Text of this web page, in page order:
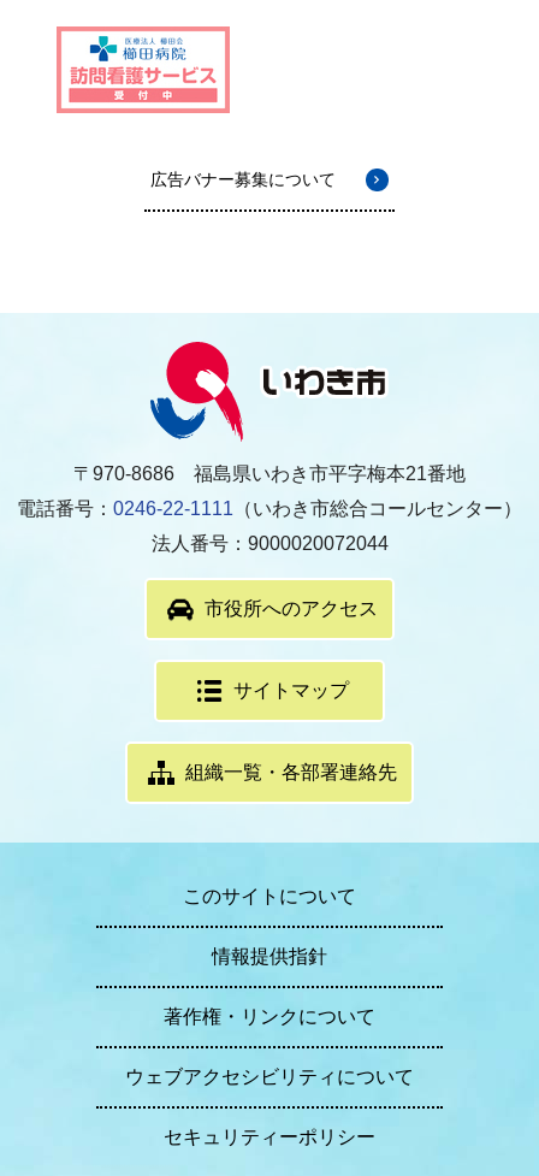
広告バナー募集について
〒970-8686 福島県いわき市平字梅本21番地
電話番号： 0246-22-1111 （いわき市総合コールセンター）
法人番号：9000020072044
市役所へのアクセス
サイトマップ
組織一覧・各部署連絡先
このサイトについて
情報提供指針
著作権・リンクについて
ウェブアクセシビリティについて
セキュリティーポリシー